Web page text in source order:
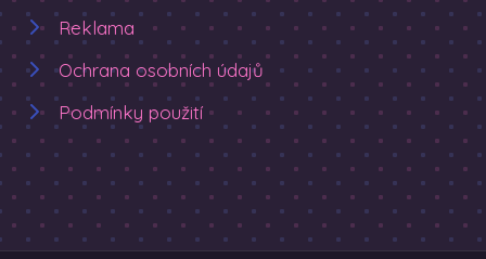
Reklama
Ochrana osobních údajů
Podmínky použití